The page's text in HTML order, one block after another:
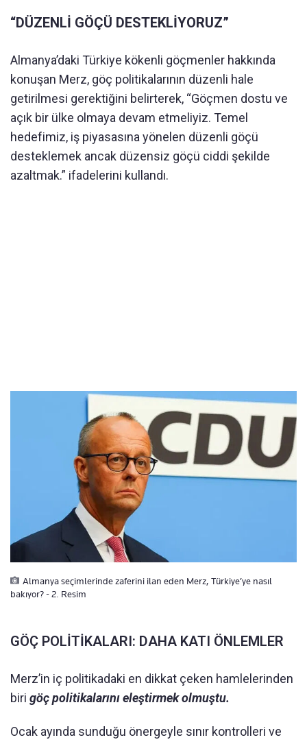
“DÜZENLİ GÖÇÜ DESTEKLİYORUZ”
Almanya’daki Türkiye kökenli göçmenler hakkında
konuşan Merz, göç politikalarının düzenli hale
getirilmesi gerektiğini belirterek, “Göçmen dostu ve
açık bir ülke olmaya devam etmeliyiz. Temel
hedefimiz, iş piyasasına yönelen düzenli göçü
desteklemek ancak düzensiz göçü ciddi şekilde
azaltmak.” ifadelerini kullandı.
Almanya seçimlerinde zaferini ilan eden Merz, Türkiye’ye nasıl
bakıyor? - 2. Resim
GÖÇ POLİTİKALARI: DAHA KATI ÖNLEMLER
Merz’in iç politikadaki en dikkat çeken hamlelerinden
biri göç politikalarını eleştirmek olmuştu.
Ocak ayında sunduğu önergeyle sınır kontrolleri ve